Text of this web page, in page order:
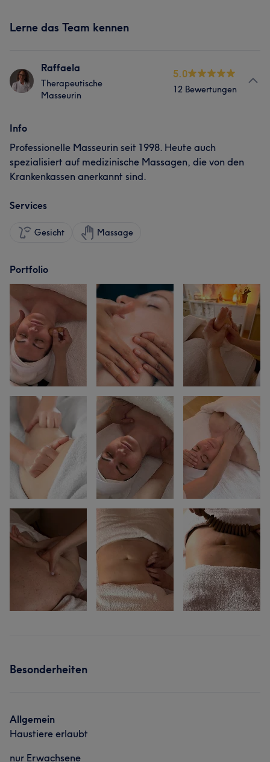
Lerne das Team kennen
Raffaela
Therapeutische
Masseurin
5.0
12 Bewertungen
Info
Professionelle Masseurin seit 1998. Heute auch
spezialisiert auf medizinische Massagen, die von den
Krankenkassen anerkannt sind.
Services
Gesicht Massage
Portfolio
Besonderheiten
Allgemein
Haustiere erlaubt
nur Erwachsene